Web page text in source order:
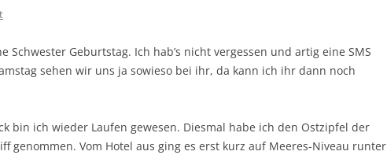
Schwester Geburtstag. Ich hab’s nicht vergessen und artig eine SMS
sehen wir uns ja sowieso bei ihr, da kann ich ihr dann noch
bin ich wieder Laufen gewesen. Diesmal habe ich den Ostzipfel der
genommen. Vom Hotel aus ging es erst kurz auf Meeres-Niveau runter